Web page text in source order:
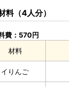
料（4人分）
費：570円
材料
イりんご